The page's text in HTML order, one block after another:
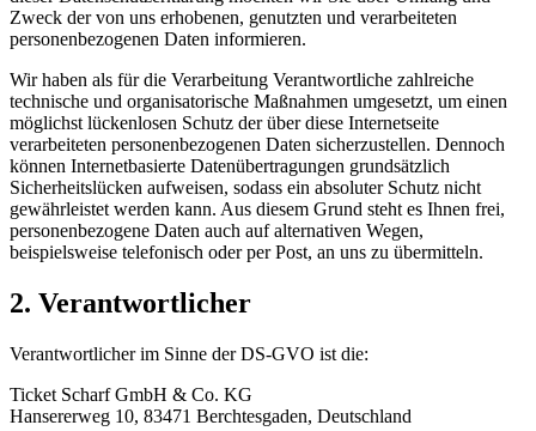
Zweck der von uns erhobenen, genutzten und verarbeiteten
personenbezogenen Daten informieren.
Wir haben als für die Verarbeitung Verantwortliche zahlreiche
technische und organisatorische Maßnahmen umgesetzt, um einen
möglichst lückenlosen Schutz der über diese Internetseite
verarbeiteten personenbezogenen Daten sicherzustellen. Dennoch
können Internetbasierte Datenübertragungen grundsätzlich
Sicherheitslücken aufweisen, sodass ein absoluter Schutz nicht
gewährleistet werden kann. Aus diesem Grund steht es Ihnen frei,
personenbezogene Daten auch auf alternativen Wegen,
beispielsweise telefonisch oder per Post, an uns zu übermitteln.
2. Verantwortlicher
Verantwortlicher im Sinne der DS-GVO ist die:
Ticket Scharf GmbH & Co. KG
Hansererweg 10, 83471 Berchtesgaden, Deutschland